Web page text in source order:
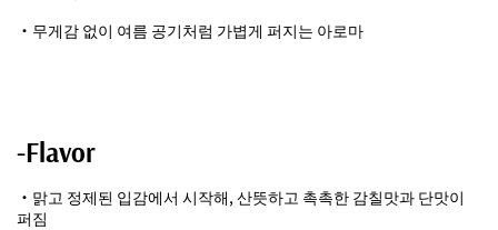
・무게감 없이 여름 공기처럼 가볍게 퍼지는 아로마
-Flavor
・맑고 정제된 입감에서 시작해, 산뜻하고 촉촉한 감칠맛과 단맛이
퍼짐